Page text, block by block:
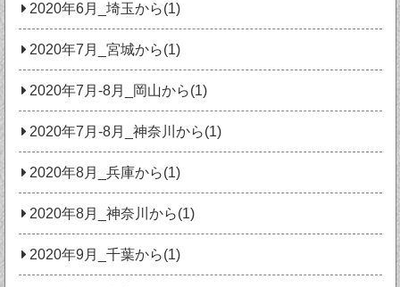
2020年6月_埼玉から(1)
2020年7月_宮城から(1)
2020年7月‐8月_岡山から(1)
2020年7月‐8月_神奈川から(1)
2020年8月_兵庫から(1)
2020年8月_神奈川から(1)
2020年9月_千葉から(1)